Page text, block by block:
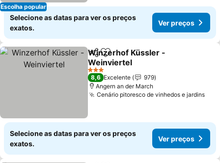
Escolha popular
Selecione as datas para ver os preços
exatos.
Ver preços
PartilharAdicionar aos favoritos
Winzerhof Küssler -
Weinviertel
3 Estrelas
8,6 Excelente
979
Angern an der March
Cenário pitoresco de vinhedos e jardins
Selecione as datas para ver os preços
exatos.
Ver preços